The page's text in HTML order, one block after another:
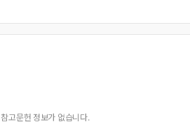
고문헌 정보가 없습니다.